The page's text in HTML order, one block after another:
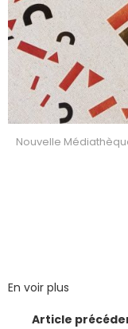
Nouvelle
En voir plus
Article